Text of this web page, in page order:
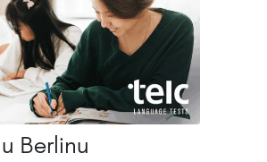
Berlinu